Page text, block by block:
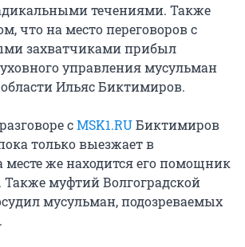
течениями. Также
что на место переговоров с
захватчиками прибыл
управления мусульман
Ильяс Биктимиров.
сMSK1.RUБиктимиров
только выезжает в
месте же находится его помощник
Также муфтий Волгоградской
мусульман, подозреваемых